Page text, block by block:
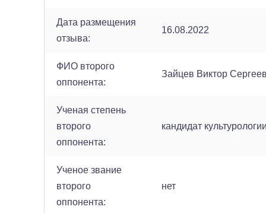
Дата размещения
отзыва:
16.08.2022
ФИО второго
оппонента:
Зайцев Виктор
Ученая степень
второго
оппонента:
кандидат
Ученое звание
второго
оппонента:
нет